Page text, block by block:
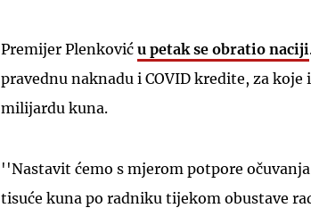
Premijer Plenković u petak se obratio naciji
pravednu naknadu i COVID kredite, za koje
milijardu kuna.
''Nastavit ćemo s mjerom potpore
tisuće kuna po radniku tijekom obustave